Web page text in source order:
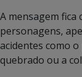
A mensagem fica
personagens,
acidentes como
quebrado ou a